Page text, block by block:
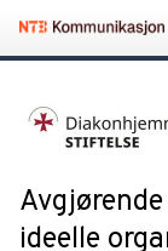
ideelle